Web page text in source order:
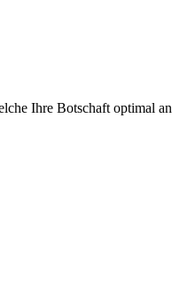
Ihre Botschaft optimal an